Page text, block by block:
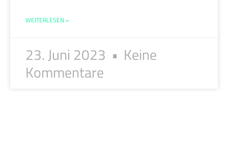
WEITERLESEN »
23. Juni 2023
Keine
Kommentare